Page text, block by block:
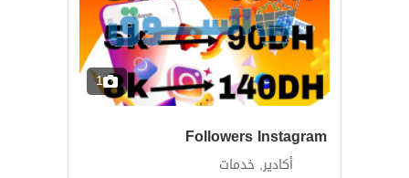
1
Followers Instagram
أكادير, خدمات